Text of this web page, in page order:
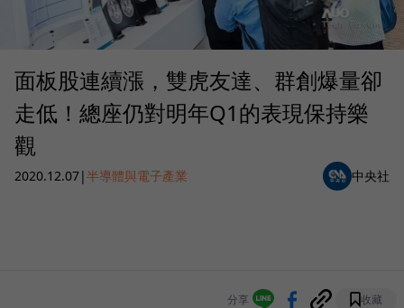
面板股連續漲，雙虎友達、群創爆量卻
走低！總座仍對明年Q1的表現保持樂
觀
2020.12.07|半導體與電子產業 中央社
分享 收藏